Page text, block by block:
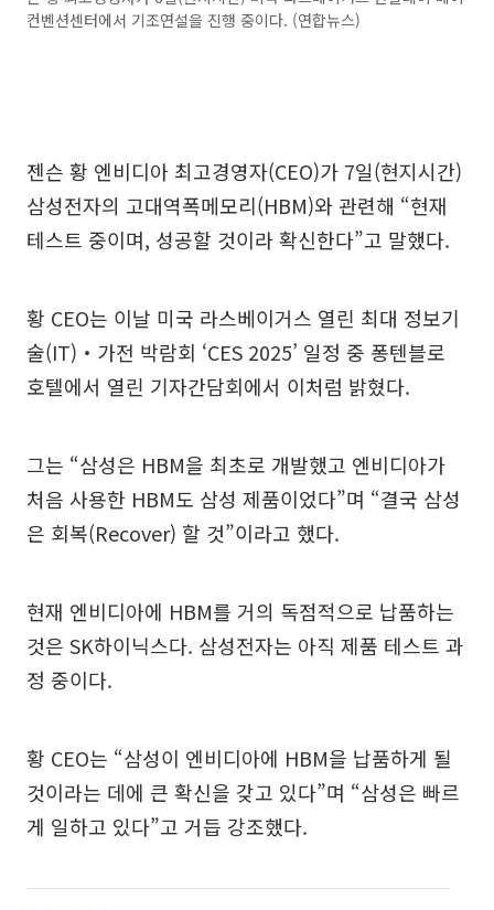
컨벤션센터에서 기조연설을 진행 중이다. (연합뉴스)
젠슨 황 엔비디아 최고경영자(CEO)가 7일(현지시간)
삼성전자의 고대역폭메모리(HBM)와 관련해 “현재
테스트 중이며, 성공할 것이라 확신한다”고 말했다.
황 CEO는 이날 미국 라스베이거스 열린 최대 정보기
술(IT)‧가전 박람회 ‘CES 2025’ 일정 중 퐁텐블로
호텔에서 열린 기자간담회에서 이처럼 밝혔다.
그는 “삼성은 HBM을 최초로 개발했고 엔비디아가
처음 사용한 HBM도 삼성 제품이었다”며 “결국 삼성
은 회복(Recover) 할 것”이라고 했다.
현재 엔비디아에 HBM를 거의 독점적으로 납품하는
것은 SK하이닉스다. 삼성전자는 아직 제품 테스트 과
정 중이다.
황 CEO는 “삼성이 엔비디아에 HBM을 납품하게 될
것이라는 데에 큰 확신을 갖고 있다”며 “삼성은 빠르
게 일하고 있다”고 거듭 강조했다.